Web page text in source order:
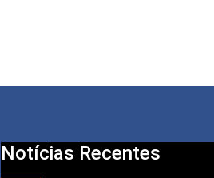
Notícias Recentes